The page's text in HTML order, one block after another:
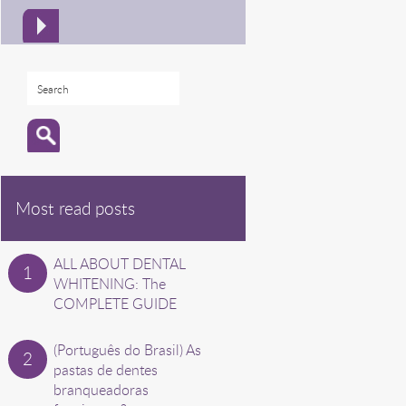
Most read posts
ALL ABOUT DENTAL
WHITENING: The
COMPLETE GUIDE
(Português do Brasil) As
pastas de dentes
branqueadoras